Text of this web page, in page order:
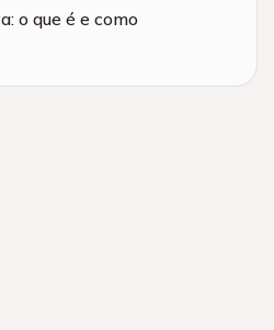
o que é e como